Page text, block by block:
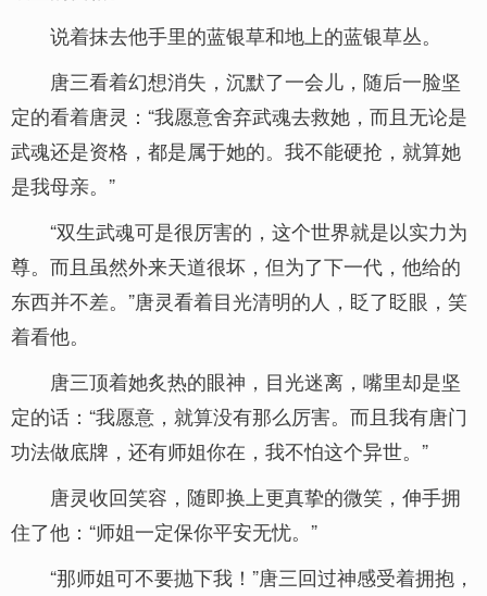
说着抹去他手里的蓝银草和地上的蓝银草丛。
唐三看着幻想消失，沉默了一会儿，随后一脸坚
定的看着唐灵：“我愿意舍弃武魂去救她，而且无论是
武魂还是资格，都是属于她的。我不能硬抢，就算她
是我母亲。”
“双生武魂可是很厉害的，这个世界就是以实力为
尊。而且虽然外来天道很坏，但为了下一代，他给的
东西并不差。”唐灵看着目光清明的人，眨了眨眼，笑
着看他。
唐三顶着她炙热的眼神，目光迷离，嘴里却是坚
定的话：“我愿意，就算没有那么厉害。而且我有唐门
功法做底牌，还有师姐你在，我不怕这个异世。”
唐灵收回笑容，随即换上更真挚的微笑，伸手拥
住了他：“师姐一定保你平安无忧。”
“那师姐可不要抛下我！”唐三回过神感受着拥抱，